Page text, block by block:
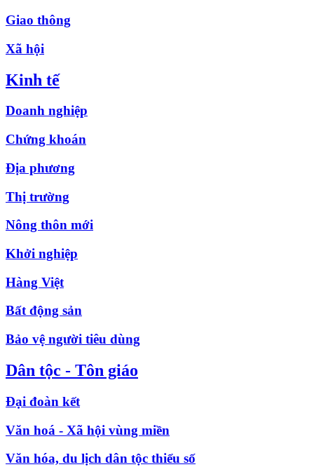
Giao thông
Xã hội
Kinh tế
Doanh nghiệp
Chứng khoán
Địa phương
Thị trường
Nông thôn mới
Khởi nghiệp
Hàng Việt
Bất động sản
Bảo vệ người tiêu dùng
Dân tộc - Tôn giáo
Đại đoàn kết
Văn hoá - Xã hội vùng miền
Văn hóa, du lịch dân tộc thiểu số